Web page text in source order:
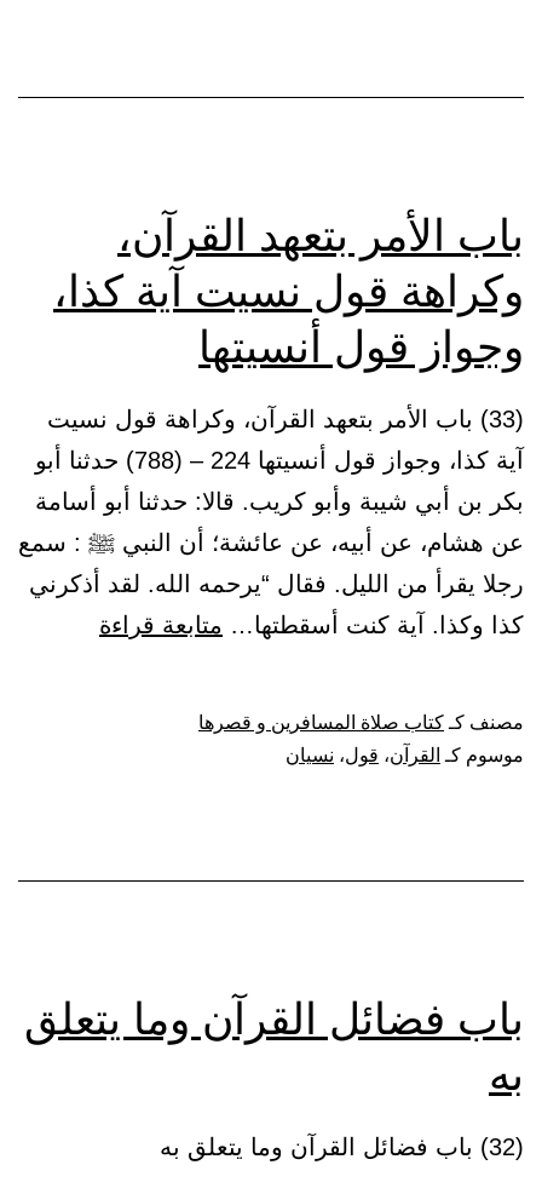
باب الأمر بتعهد القرآن،
وكراهة قول نسيت آية كذا،
وجواز قول أنسيتها
(33) باب الأمر بتعهد القرآن، وكراهة قول نسيت
آية كذا، وجواز قول أنسيتها 224 – (788) حدثنا أبو
بكر بن أبي شيبة وأبو كريب. قالا: حدثنا أبو أسامة
عن هشام، عن أبيه، عن عائشة؛ أن النبي ﷺ : سمع
رجلا يقرأ من الليل. فقال “يرحمه الله. لقد أذكرني
كذا وكذا. آية كنت أسقطتها… متابعة قراءة
وجواز
قول
مصنف كـ كتاب صلاة المسافرين و قصرها
موسوم كـ القرآن، قول، نسيان
باب فضائل القرآن وما يتعلق
به
(32) باب فضائل القرآن وما يتعلق به